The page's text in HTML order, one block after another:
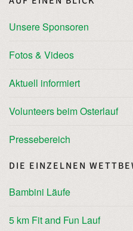
Unsere Sponsoren
Fotos & Videos
Aktuell informiert
Volunteers beim Osterlauf
Pressebereich
DIE EINZELNEN
Bambini Läufe
5 km Fit and Fun Lauf